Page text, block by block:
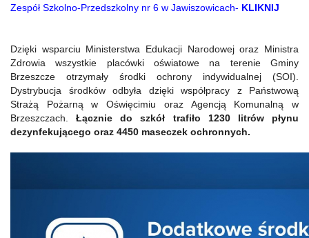
Zespół Szkolno-Przedszkolny nr 6 w Jawiszowicach- KLIKNIJ
Dzięki wsparciu Ministerstwa Edukacji Narodowej oraz Ministra
Zdrowia wszystkie placówki oświatowe na terenie Gminy
Brzeszcze otrzymały środki ochrony indywidualnej (SOI).
Dystrybucja środków odbyła dzięki współpracy z Państwową
Strażą Pożarną w Oświęcimiu oraz Agencją Komunalną w
Brzeszczach.Łącznie do szkół trafiło 1230 litrów płynu
dezynfekującego oraz 4450 maseczek ochronnych.